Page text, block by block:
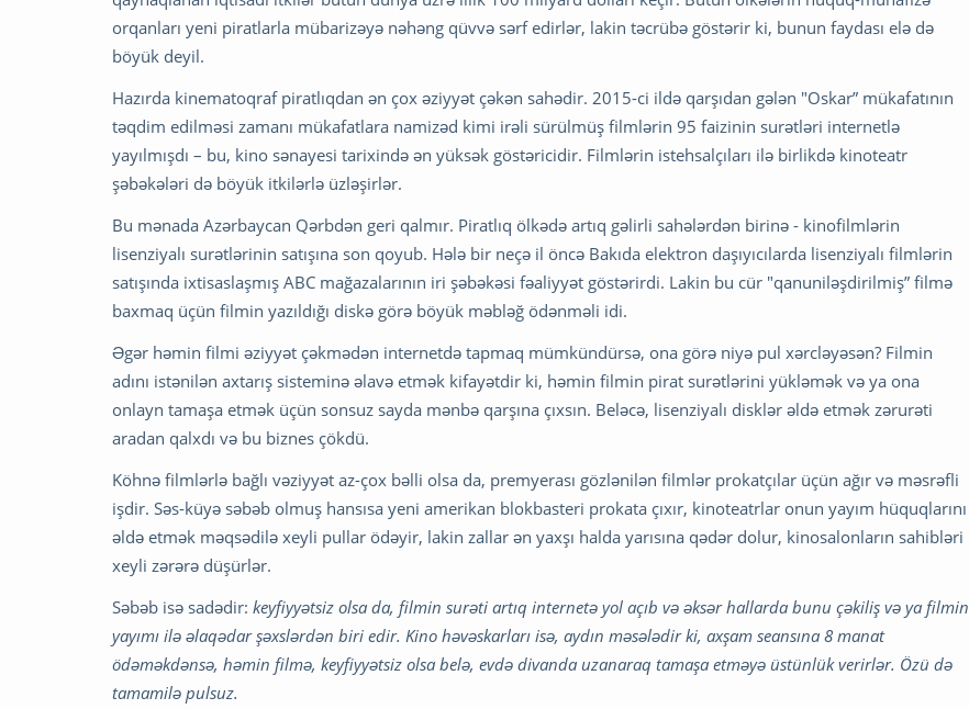
orqanları yeni piratlarla mübarizəyə nəhəng qüvvə sərf edirlər, lakin təcrübə göstərir ki, bunun faydası elə də
böyük deyil.
Hazırda kinematoqraf piratlıqdan ən çox əziyyət çəkən sahədir. 2015-ci ildə qarşıdan gələn "Oskar” mükafatının
təqdim edilməsi zamanı mükafatlara namizəd kimi irəli sürülmüş filmlərin 95 faizinin surətləri internetlə
yayılmışdı – bu, kino sənayesi tarixində ən yüksək göstəricidir. Filmlərin istehsalçıları ilə birlikdə kinoteatr
şəbəkələri də böyük itkilərlə üzləşirlər.
Bu mənada Azərbaycan Qərbdən geri qalmır. Piratlıq ölkədə artıq gəlirli sahələrdən birinə - kinofilmlərin
lisenziyalı surətlərinin satışına son qoyub. Hələ bir neçə il öncə Bakıda elektron daşıyıcılarda lisenziyalı filmlərin
satışında ixtisaslaşmış ABC mağazalarının iri şəbəkəsi fəaliyyət göstərirdi. Lakin bu cür "qanuniləşdirilmiş” filmə
baxmaq üçün filmin yazıldığı diskə görə böyük məbləğ ödənməli idi.
Əgər həmin filmi əziyyət çəkmədən internetdə tapmaq mümkündürsə, ona görə niyə pul xərcləyəsən? Filmin
adını istənilən axtarış sisteminə əlavə etmək kifayətdir ki, həmin filmin pirat surətlərini yükləmək və ya ona
onlayn tamaşa etmək üçün sonsuz sayda mənbə qarşına çıxsın. Beləcə, lisenziyalı disklər əldə etmək zərurəti
aradan qalxdı və bu biznes çökdü.
Köhnə filmlərlə bağlı vəziyyət az-çox bəlli olsa da, premyerası gözlənilən filmlər prokatçılar üçün ağır və məsrəfli
işdir. Səs-küyə səbəb olmuş hansısa yeni amerikan blokbasteri prokata çıxır, kinoteatrlar onun yayım hüquqlarını
əldə etmək məqsədilə xeyli pullar ödəyir, lakin zallar ən yaxşı halda yarısına qədər dolur, kinosalonların sahibləri
xeyli zərərə düşürlər.
Səbəb isə sadədir: keyfiyyətsiz olsa da, filmin surəti artıq internetə yol açıb və əksər hallarda bunu çəkiliş və ya filmin
yayımı ilə əlaqədar şəxslərdən biri edir. Kino həvəskarları isə, aydın məsələdir ki, axşam seansına 8 manat
ödəməkdənsə, həmin filmə, keyfiyyətsiz olsa belə, evdə divanda uzanaraq tamaşa etməyə üstünlük verirlər. Özü də
tamamilə pulsuz.